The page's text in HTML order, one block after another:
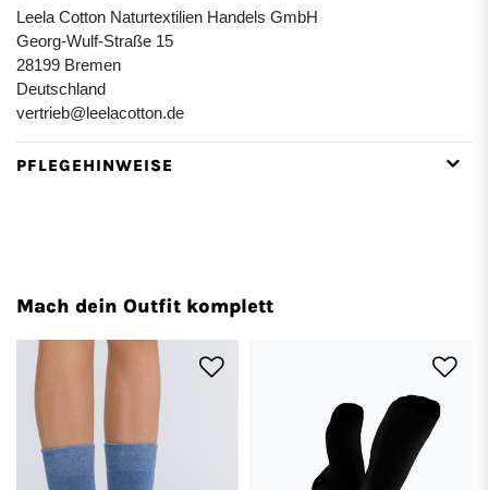
Leela Cotton Naturtextilien Handels GmbH
Georg-Wulf-Straße 15
28199 Bremen
Deutschland
vertrieb@leelacotton.de
PFLEGEHINWEISE
Mach dein Outfit komplett